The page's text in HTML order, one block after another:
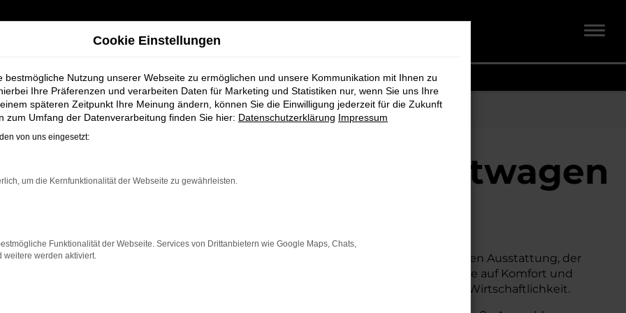
e-tron Gebrauchtwagen für Rotenburg bei Schmidt + Koch
Q4 e-tron Gebrauchtwagen
Schmidt + Koch
die ein zuverlässiges und modernes Fahrzeug suchen.
Mit seiner erstklassigen Ausstattung, der
ist dieser Gebrauchtwagen eine kostengünstige Alternative zum Neuwagen, ohne auf Komfort und
für längere Fahrten, der Q4 e-tron überzeugt durch Fahrkomfort, Sicherheit und Wirtschaftlichkeit.
Cookie Einstellungen
bestmögliche Nutzung unserer Webseite zu ermöglichen und unsere Kommunikation mit Ihnen zu
Ihre Präferenzen und verarbeiten Daten für Marketing und Statistiken nur, wenn Sie uns Ihre
späteren Zeitpunkt Ihre Meinung ändern, können Sie die Einwilligung jederzeit für die Zukunft
zum Umfang der Datenverarbeitung finden Sie hier: Datenschutzerklärung Impressum
von uns eingesetzt:
um die Kernfunktionalität der Webseite zu gewährleisten.
Funktionalität der Webseite. Services von Drittanbietern wie Google Maps, Chats,
weitere werden aktiviert.